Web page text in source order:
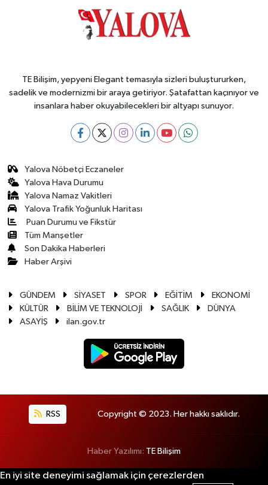
TE Bilişim, yepyeni Elegant temasıyla sizleri buluştururken,
sadelik ve modernizmi bir araya getiriyor. Şatafattan kaçınıyor ve
insanlara haber okuyabilecekleri bir altyapı sunuyor.
Yalova Nöbetçi Eczaneler
Yalova Hava Durumu
Yalova Namaz Vakitleri
Yalova Trafik Yoğunluk Haritası
Puan Durumu ve Fikstür
Tüm Manşetler
Son Dakika Haberleri
Haber Arşivi
GÜNDEM SİYASET SPOR EĞİTİM
EKONOMİ
KÜLTÜR
BİLİM VE TEKNOLOJİ SAĞLIK
DÜNYA
ASAYİŞ
ilan.gov.tr
RSS Copyright © 2023. Her hakkı saklıdır.
Haber Yazılımı: TE Bilişim
En iyi site deneyimi sağlamak için çerezlerden